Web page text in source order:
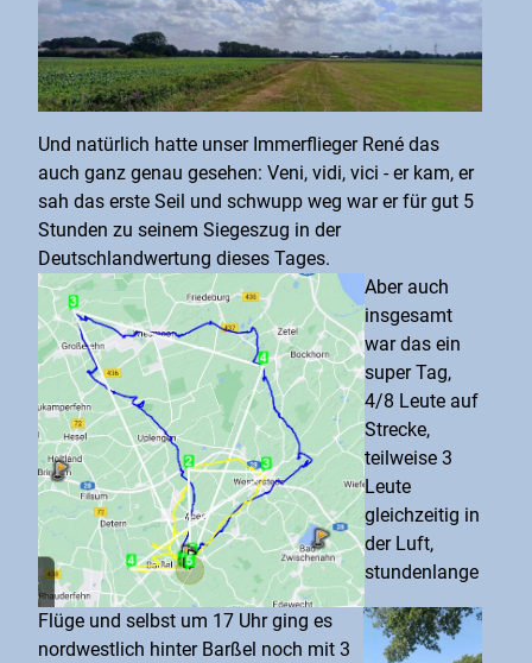
Und natürlich hatte unser Immerflieger René das
auch ganz genau gesehen: Veni, vidi, vici - er kam, er
sah das erste Seil und schwupp weg war er für gut 5
Stunden zu seinem Siegeszug in der
Deutschlandwertung dieses Tages.
Aber auch
insgesamt
war das ein
super Tag,
4/8 Leute auf
Strecke,
teilweise 3
Leute
gleichzeitig in
der Luft,
stundenlange
Flüge und selbst um 17 Uhr ging es
nordwestlich hinter Barßel noch mit 3